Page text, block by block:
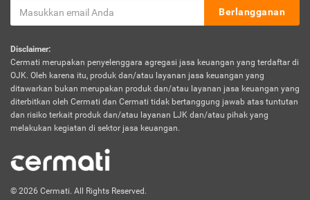
Berlangganan
Disclaimer:
Cermati merupakan penyelenggara agregasi jasa keuangan yang terdaftar di
OJK. Oleh karena itu, produk dan/atau layanan jasa keuangan yang
ditawarkan bukan merupakan produk dan/atau layanan jasa keuangan yang
diterbitkan oleh Cermati dan Cermati tidak bertanggung jawab atas tuntutan
dan risiko terkait produk dan/atau layanan LJK dan/atau pihak yang
melakukan kegiatan di sektor jasa keuangan.
© 2026 Cermati. All Rights Reserved.